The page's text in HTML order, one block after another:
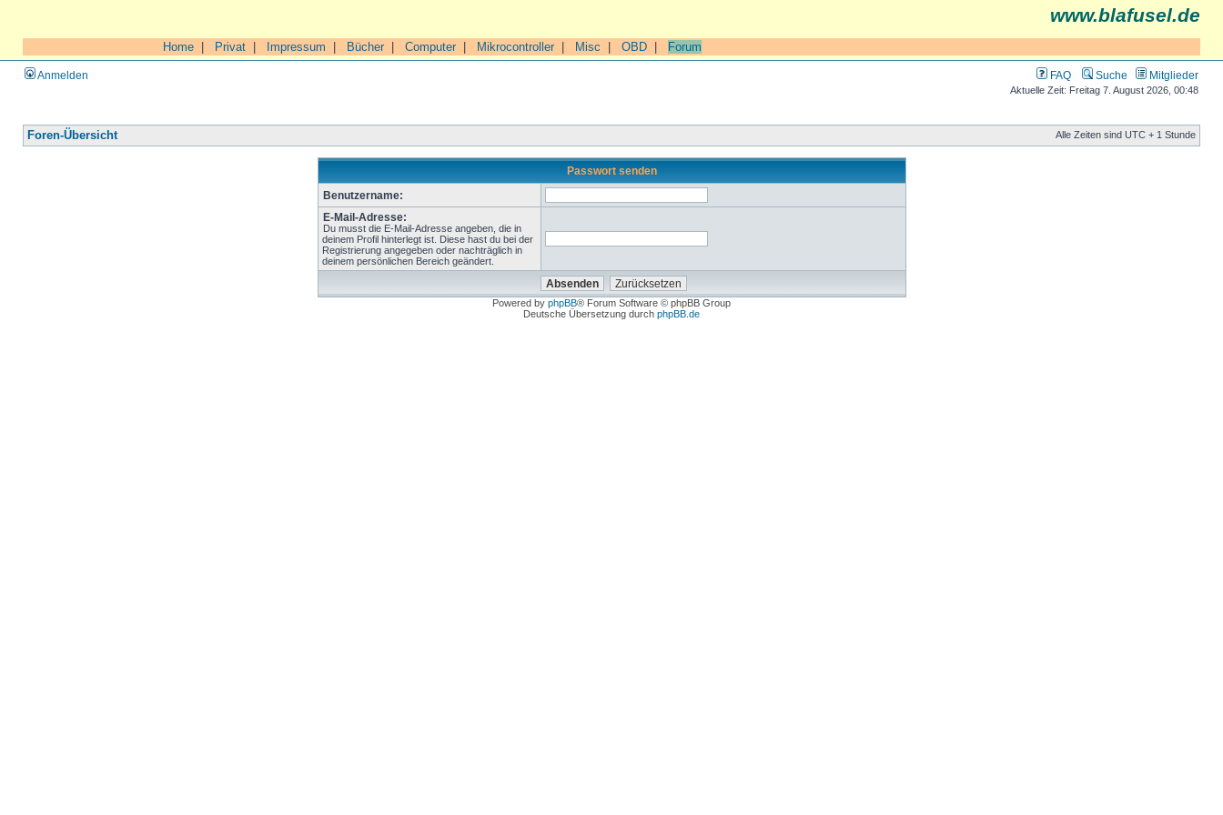
www.blafusel.de
Home Privat Impressum Bücher| Computer| Mikrocontroller| Misc OBD Forum
Anmelden FAQ Suche Mitglieder
Aktuelle Zeit: Freitag 7. August 2026, 00:48
Foren-Übersicht Alle Zeiten sind UTC + 1 Stunde
Passwort senden
Benutzername:
E-Mail-Adresse:
Du musst die E-Mail-Adresse angeben, die in
deinem Profil hinterlegt ist. Diese hast du bei der
Registrierung angegeben oder nachträglich in
deinem persönlichen Bereich geändert.
Powered by phpBB® Forum Software © phpBB Group
Deutsche Übersetzung durch phpBB.de